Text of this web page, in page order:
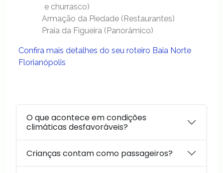
e churrasco)
Armação da Piedade (Restaurantes)
Praia da Figueira (Panorâmico)
Confira mais detalhes do seu roteiro Baia Norte
Florianópolis
O que acontece em condições
climáticas desfavoráveis?
Crianças contam como passageiros?